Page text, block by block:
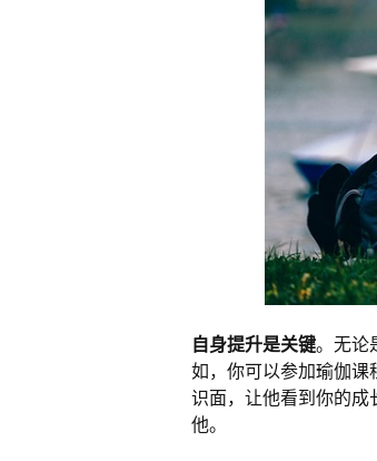
自身提升是关键。无论
如，你可以参加瑜伽课
识面，让他看到你的成
他。